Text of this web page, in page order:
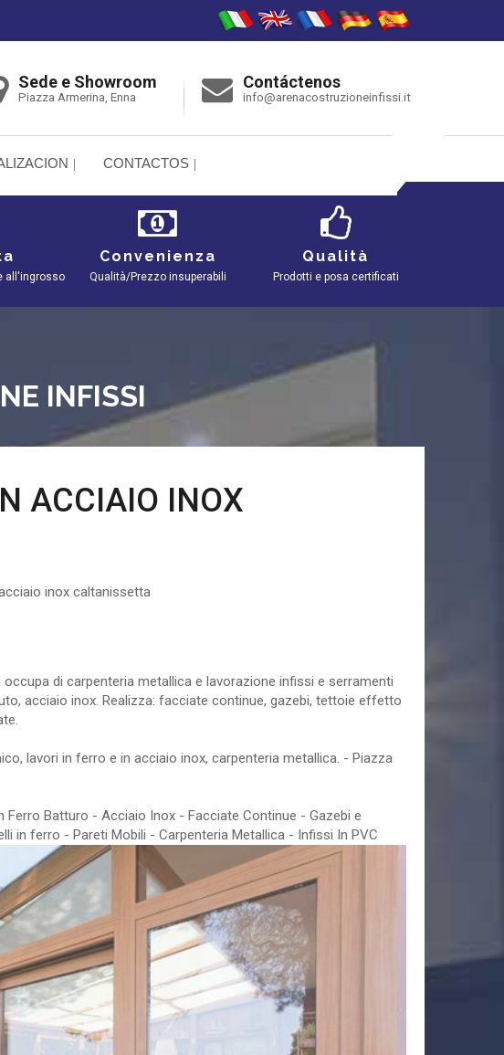
Sede e Showroom
Piazza Armerina, Enna
Contáctenos
info@arenacostruzioneinfissi.it
CONTACTOS
all'ingrosso
Convenienza
Qualità/Prezzo insuperabili
Qualità
Prodotti e posa certificati
INFISSI
ACCIAIO INOX
inox caltanissetta
occupa di carpenteria metallica e lavorazione infissi e serramenti
acciaio inox. Realizza: facciate continue, gazebi, tettoie effetto
lavori in ferro e in acciaio inox, carpenteria metallica. - Piazza
Ferro Batturo - Acciaio Inox - Facciate Continue - Gazebi e
in ferro - Pareti Mobili - Carpenteria Metallica - Infissi In PVC